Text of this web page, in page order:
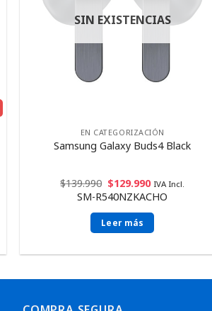
SIN EXISTENCIAS
EN CATEGORIZACIÓN
Samsung Galaxy Buds4 Black
$139.990 $129.990 IVA Incl.
SM-R540NZKACHO
Leer más